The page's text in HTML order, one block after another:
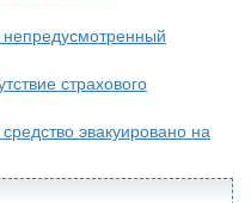
непредусмотренный
страхового
эвакуировано на